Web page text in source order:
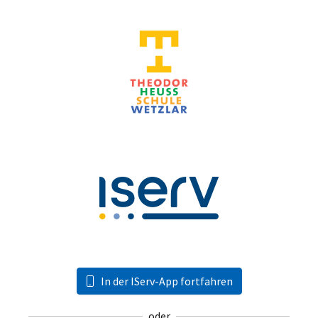
In der IServ-App fortfahren